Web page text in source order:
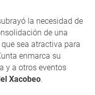
la necesidad de
de una
sea atractiva para
enmarca su
y a otros eventos
Xacobeo.